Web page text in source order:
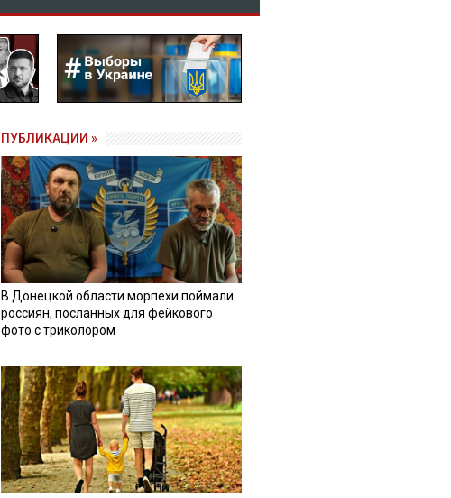
ПУБЛИКАЦИИ »
В Донецкой области морпехи поймали
россиян, посланных для фейкового
фото с триколором